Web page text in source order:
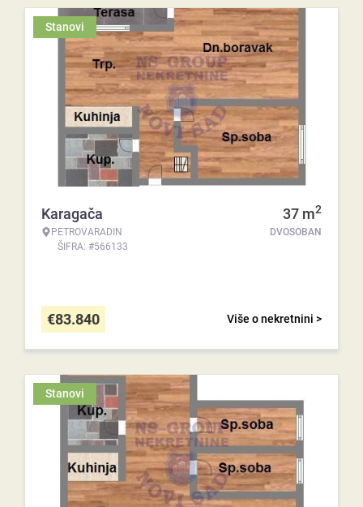
Stanovi
Karagača
PETROVARADIN
ŠIFRA: #566133
37 m2
DVOSOBAN
Više o nekretnini >
€83.840
Stanovi